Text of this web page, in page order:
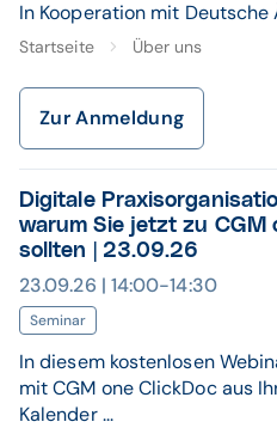
In Kooperation mit Deutsche
Startseite Über uns
Zur Anmeldung
Digitale
warum Sie jetzt zu CGM
sollten | 23.09.26
23.09.26 | 14:00-14:30
Seminar
In diesem kostenlosen
mit CGM one ClickDoc aus
Kalender ...